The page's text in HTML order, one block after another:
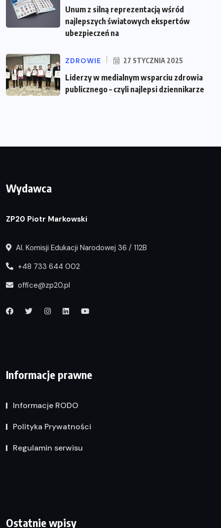
Unum z silną reprezentacją wśród
najlepszych światowych ekspertów
ubezpieczeń na
ZDROWIE 27 STYCZNIA 2025
Liderzy w medialnym wsparciu zdrowia
publicznego – czyli najlepsi dziennikarze
Wydawca
ZP20 Piotr Markowski
Al. Komisji Edukacji Narodowej 36 / 112B
+48 733 644 002
office@zp20.pl
Informacje prawne
Informacje RODO
Polityka Prywatności
Regulamin serwisu
Ostatnie wpisy